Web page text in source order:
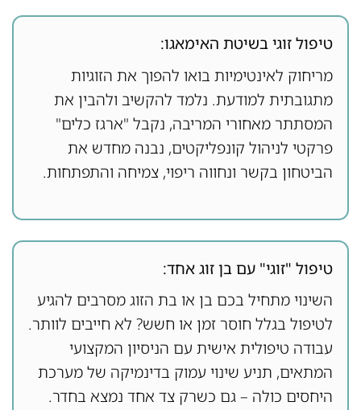
טיפול זוגי בשיטת האימאגו:
מריחוק לאינטימיות בואו להפוך את הזוגיות
מתגובתית למודעת. נלמד להקשיב ולהבין את
המסתתר מאחורי המריבה, נקבל "ארגז כלים"
פרקטי לניהול קונפליקטים, נבנה מחדש את
הביטחון בקשר ונחווה ריפוי, צמיחה והתפתחות.
טיפול "זוגי" עם בן זוג אחד:
השינוי מתחיל בכם בן או בת הזוג מסרבים להגיע
לטיפול בגלל חוסר זמן או חשש? לא חייבים לוותר.
עבודה טיפולית אישית עם הניסיון המקצועי
המתאים, תניע שינוי עמוק בדינמיקה של מערכת
היחסים כולה – גם כשרק צד אחד נמצא בחדר.